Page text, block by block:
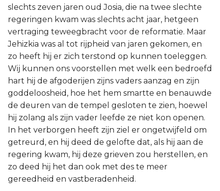
slechts zeven jaren oud Josia, die na twee slechte
regeringen kwam was slechts acht jaar, hetgeen
vertraging teweegbracht voor de reformatie. Maar
Jehizkia was al tot rijpheid van jaren gekomen, en
zo heeft hij er zich terstond op kunnen toeleggen.
Wij kunnen ons voorstellen met welk een bedroefd
hart hij de afgoderijen zijns vaders aanzag en zijn
goddeloosheid, hoe het hem smartte en benauwde
de deuren van de tempel gesloten te zien, hoewel
hij zolang als zijn vader leefde ze niet kon openen.
In het verborgen heeft zijn ziel er ongetwijfeld om
getreurd, en hij deed de gelofte dat, als hij aan de
regering kwam, hij deze grieven zou herstellen, en
zo deed hij het dan ook met des te meer
gereedheid en vastberadenheid.